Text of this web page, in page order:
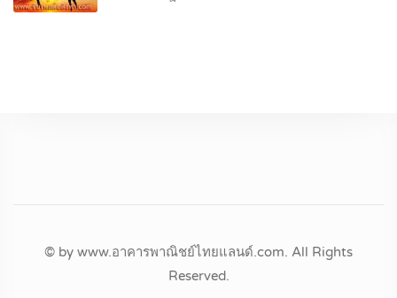
© by www.อาคารพาณิชย์ไทยแลนด์.com. All Rights
Reserved.